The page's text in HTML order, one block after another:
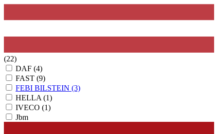
(22)
DAF (4)
FAST (9)
FEBI BILSTEIN (3)
HELLA (1)
IVECO (1)
Jbm